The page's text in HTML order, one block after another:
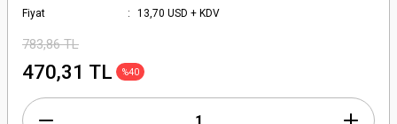
Fiyat
13,70 USD + KDV
783,86 TL
470,31 TL %40